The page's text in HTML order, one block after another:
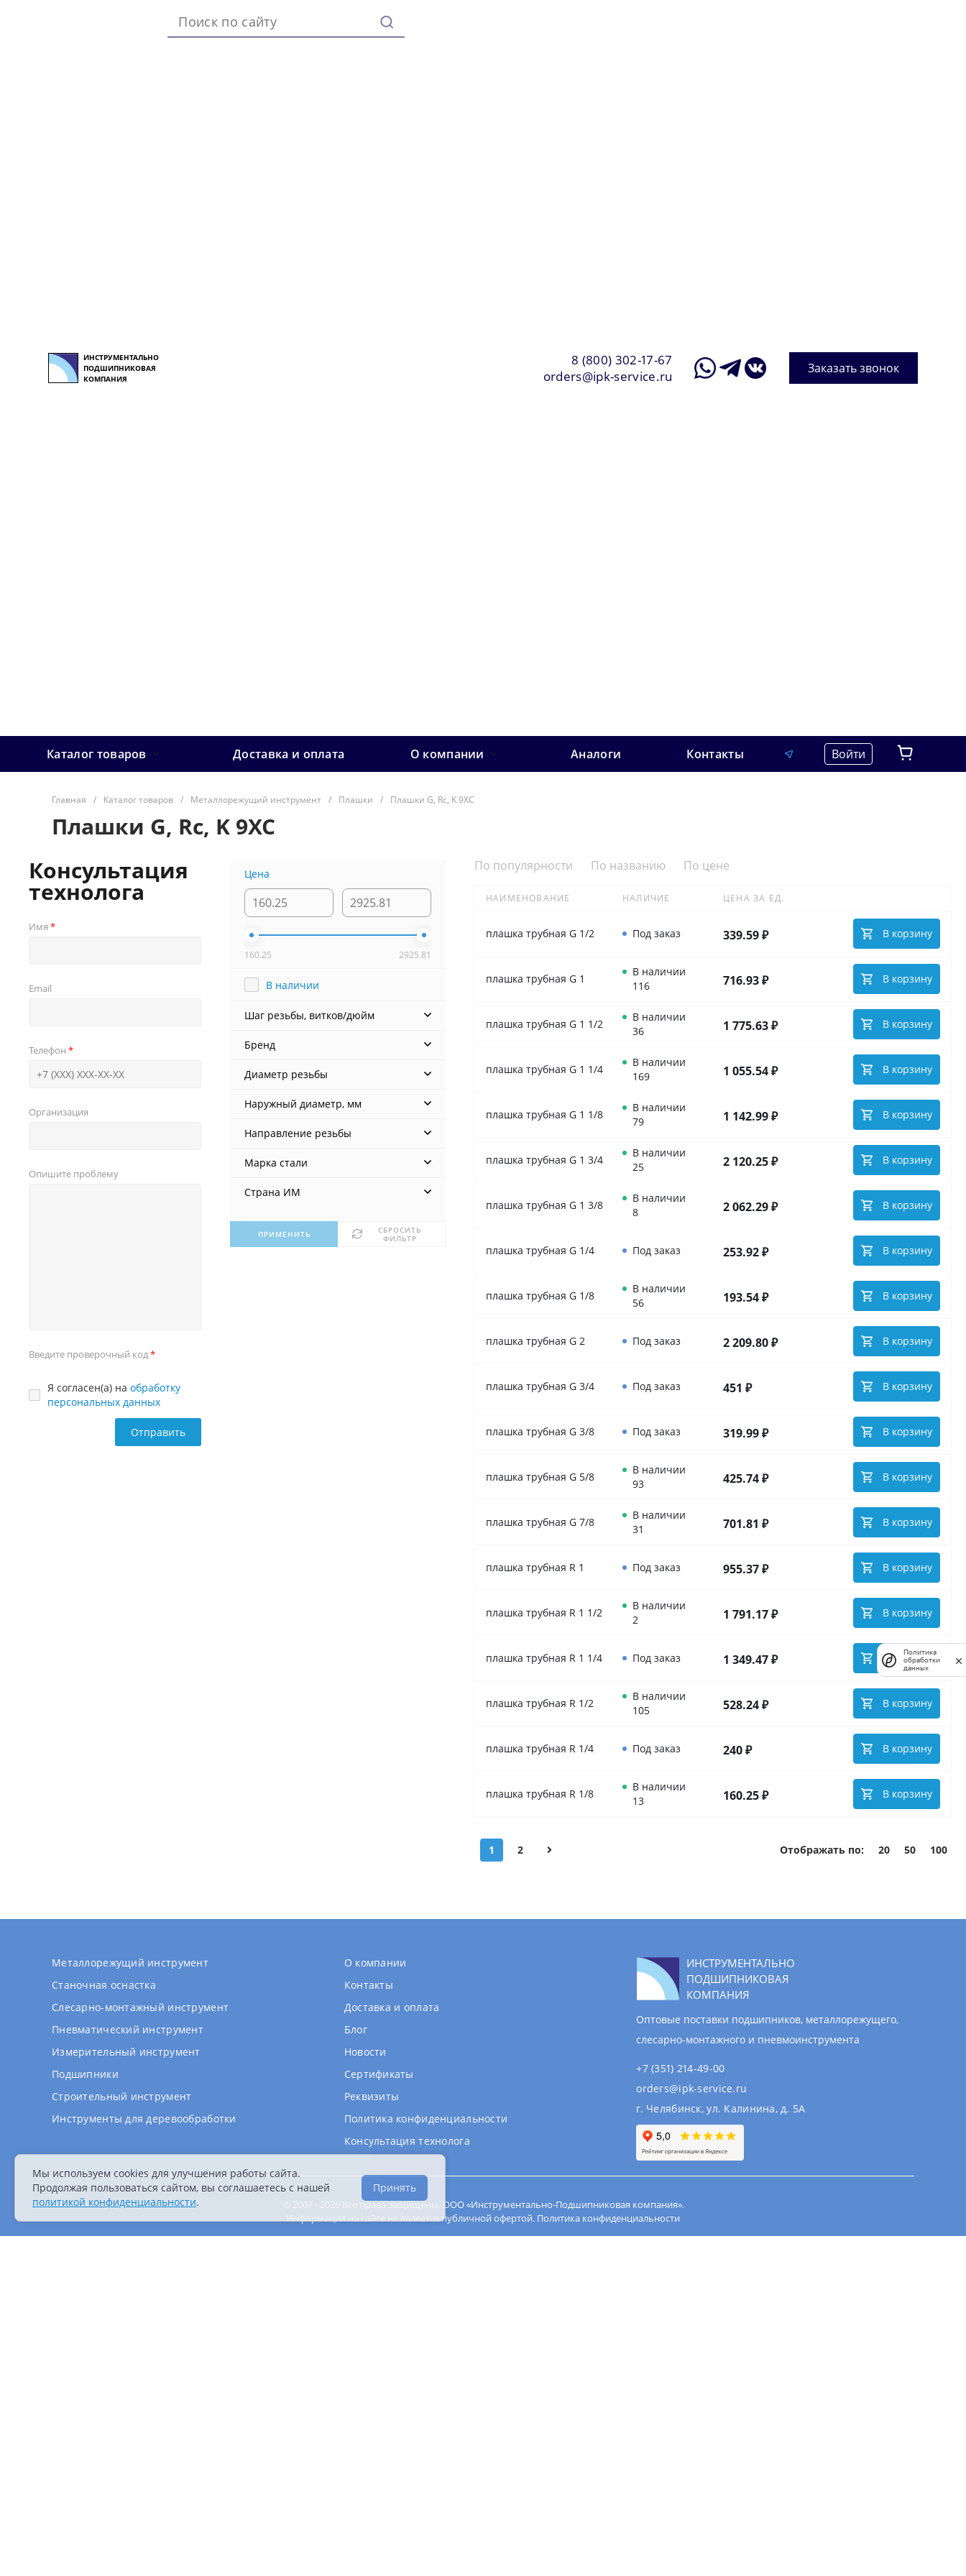
ИНСТРУМЕНТАЛЬНО
ПОДШИПНИКОВАЯ
КОМПАНИЯ
8 (800) 302-17-67
orders@ipk-service.ru
Заказать звонок
Каталог товаров Доставка и оплата О компании Аналоги Контакты Войти
Главная / Каталог товаров / Металлорежущий инструмент / Плашки / Плашки G, Rc, K 9ХС
Плашки G, Rc, K 9ХС
Консультация
технолога
Имя
Email
Телефон
Организация
Опишите проблему
Введите проверочный код
Я согласен(а) на обработку
персональных данных
Цена
160.25 2925.81
В наличии
Шаг резьбы, витков/дюйм
Бренд
Диаметр резьбы
Наружный диаметр, мм
Направление резьбы
Марка стали
Страна ИМ
ПРИМЕНИТЬ
СБРОСИТЬ
ФИЛЬТР
По популярности По названию По цене
НАИМЕНОВАНИЕ НАЛИЧИЕ ЦЕНА ЗА ЕД.
плашка трубная G 1/2 Под заказ 339.59 ₽ В корзину
плашка трубная G 1
В наличии
116
716.93 ₽ В корзину
плашка трубная G 1 1/2
В наличии
36
1 775.63 ₽ В корзину
плашка трубная G 1 1/4
В наличии
169
1 055.54 ₽ В корзину
плашка трубная G 1 1/8
В наличии
79
1 142.99 ₽ В корзину
плашка трубная G 1 3/4
В наличии
25
2 120.25 ₽ В корзину
плашка трубная G 1 3/8
В наличии
8
2 062.29 ₽ В корзину
плашка трубная G 1/4 Под заказ 253.92 ₽ В корзину
плашка трубная G 1/8
В наличии
56
193.54 ₽ В корзину
плашка трубная G 2 Под заказ 2 209.80 ₽ В корзину
плашка трубная G 3/4 Под заказ 451 ₽ В корзину
плашка трубная G 3/8 Под заказ 319.99 ₽ В корзину
плашка трубная G 5/8
В наличии
93
425.74 ₽ В корзину
плашка трубная G 7/8
В наличии
31
701.81 ₽ В корзину
плашка трубная R 1 Под заказ 955.37 ₽ В корзину
плашка трубная R 1 1/2
В наличии
2
1 791.17 ₽ В корзину
плашка трубная R 1 1/4 Под заказ 1 349.47 ₽ В корзину
плашка трубная R 1/2
В наличии
105
528.24 ₽ В корзину
плашка трубная R 1/4 Под заказ 240 ₽ В корзину
плашка трубная R 1/8
В наличии
13
160.25 ₽ В корзину
1 2 Отображать по: 20 50 100
Металлорежущий инструмент
Станочная оснастка
Слесарно-монтажный инструмент
Пневматический инструмент
Измерительный инструмент
Подшипники
Строительный инструмент
Инструменты для деревообработки
О компании
Контакты
Доставка и оплата
Блог
Новости
Сертификаты
Реквизиты
Политика конфиденциальности
Консультация технолога
ИНСТРУМЕНТАЛЬНО
ПОДШИПНИКОВАЯ
КОМПАНИЯ
Оптовые поставки подшипников, металлорежущего,
слесарно-монтажного и пневмоинструмента
+7 (351) 214-49-00
orders@ipk-service.ru
г. Челябинск, ул. Калинина, д. 5А
© 2007 - 2026 Все права защищены. ООО «Инструментально-Подшипниковая компания».
Информация на сайте не является публичной офертой. Политика конфиденциальности
Мы используем cookies для улучшения работы сайта.
Продолжая пользоваться сайтом, вы соглашаетесь с нашей
политикой конфиденциальности.
Принять
Политика
обработки
данных